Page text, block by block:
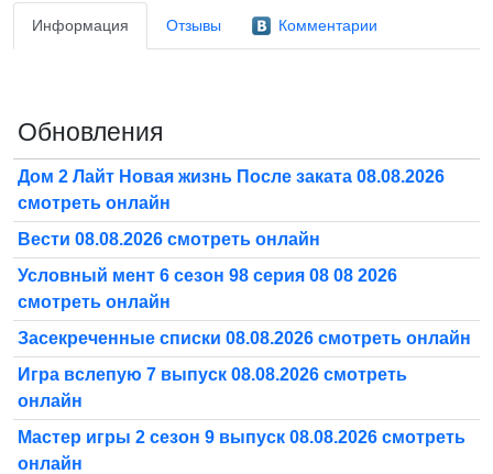
Информация Отзывы Комментарии
Обновления
Дом 2 Лайт Новая жизнь После заката 08.08.2026
смотреть онлайн
Вести 08.08.2026 смотреть онлайн
Условный мент 6 сезон 98 серия 08 08 2026
смотреть онлайн
Засекреченные списки 08.08.2026 смотреть онлайн
Игра вслепую 7 выпуск 08.08.2026 смотреть
онлайн
Мастер игры 2 сезон 9 выпуск 08.08.2026 смотреть
онлайн